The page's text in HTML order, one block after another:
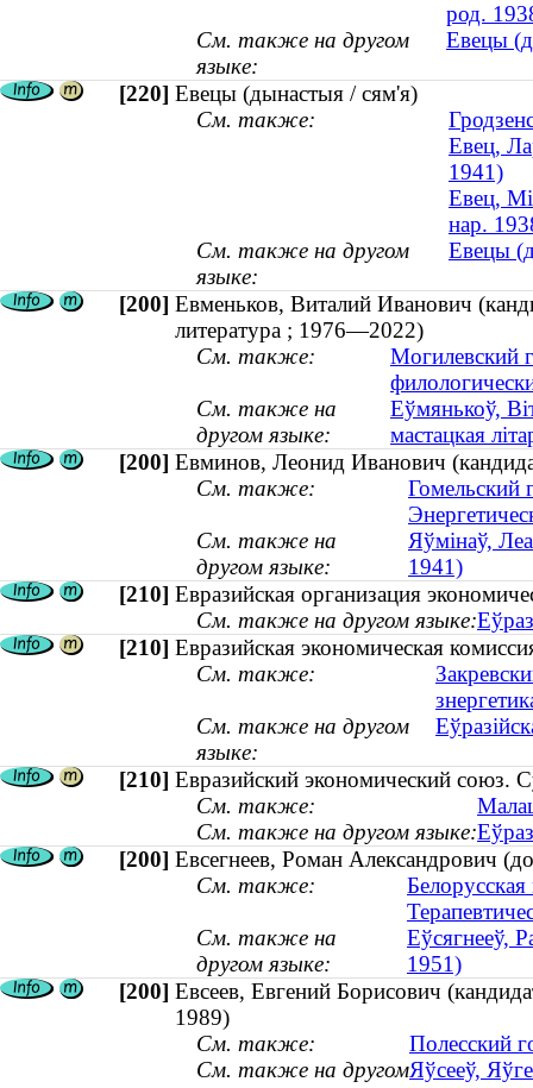
род.
См. также на другом
языке:
Евецы
[220] Евецы (дынастыя / сям'я)
См. также:
Евец,
1941)
Евец,
нар.
См. также на другом
языке:
Евецы
[200] Евменьков, Виталий Иванович
литература ; 1976—2022)
См. также:
Могилевский
См. также на
другом языке:
Еўмянькоў,
мастацкая
[200] Евминов, Леонид Иванович
См. также:
Гомельский
См. также на
другом языке:
Яўмінаў,
1941)
[210] Евразийская организация
См. также на другом языке:
[210] Евразийская экономическая
См. также:
См. также на другом
языке:
[210] Евразийский экономический союз.
См. также:
См. также на другом языке:
[200] Евсегнеев, Роман Александрович
См. также:
См. также на
другом языке:
Еўсягнееў,
1951)
[200] Евсеев, Евгений Борисович
1989)
См. также:
Полесский
См. также на другомЯўсееў,